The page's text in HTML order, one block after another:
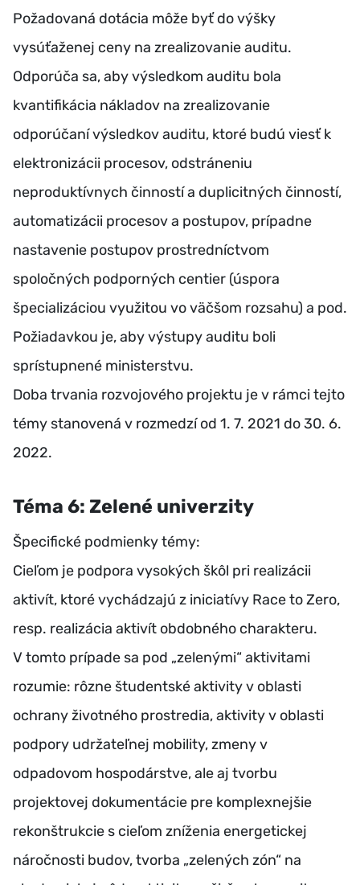
Požadovaná dotácia môže byť do výšky
vysúťaženej ceny na zrealizovanie auditu.
Odporúča sa, aby výsledkom auditu bola
kvantifikácia nákladov na zrealizovanie
odporúčaní výsledkov auditu, ktoré budú viesť k
elektronizácii procesov, odstráneniu
neproduktívnych činností a duplicitných činností,
automatizácii procesov a postupov, prípadne
nastavenie postupov prostredníctvom
spoločných podporných centier (úspora
špecializáciou využitou vo väčšom rozsahu) a pod.
Požiadavkou je, aby výstupy auditu boli
sprístupnené ministerstvu.
Doba trvania rozvojového projektu je v rámci tejto
témy stanovená v rozmedzí od 1. 7. 2021 do 30. 6.
2022.
Téma 6: Zelené univerzity
Špecifické podmienky témy:
Cieľom je podpora vysokých škôl pri realizácii
aktivít, ktoré vychádzajú z iniciatívy Race to Zero,
resp. realizácia aktivít obdobného charakteru.
V tomto prípade sa pod „zelenými“ aktivitami
rozumie: rôzne študentské aktivity v oblasti
ochrany životného prostredia, aktivity v oblasti
podpory udržateľnej mobility, zmeny v
odpadovom hospodárstve, ale aj tvorbu
projektovej dokumentácie pre komplexnejšie
rekonštrukcie s cieľom zníženia energetickej
náročnosti budov, tvorba „zelených zón“ na